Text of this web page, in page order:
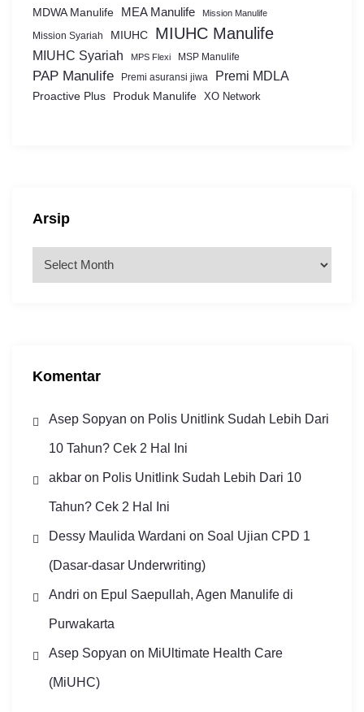
MDWA Manulife MEA Manulife Mission Manulife
Mission Syariah MIUHC MIUHC Manulife
MIUHC Syariah MPS Flexi MSP Manulife
PAP Manulife Premi asuransi jiwa Premi MDLA
Proactive Plus Produk Manulife XO Network
Arsip
Komentar
Asep Sopyan on Polis Unitlink Sudah Lebih Dari
10 Tahun? Cek 2 Hal Ini
akbaron Polis Unitlink Sudah Lebih Dari 10
Tahun? Cek 2 Hal Ini
Dessy Maulida Wardani on Soal Ujian CPD 1
(Dasar-dasar Underwriting)
Andri on Epul Saepullah, Agen Manulife di
Purwakarta
Asep Sopyan on MiUltimate Health Care
(MiUHC)